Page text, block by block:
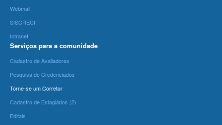
Webmail
SISCRECI
Intranet
Serviços para a comunidade
Cadastro de Avaliadores
Pesquisa de Credenciados
Torne-se um Corretor
Cadastro de Estagiários (2)
Editais